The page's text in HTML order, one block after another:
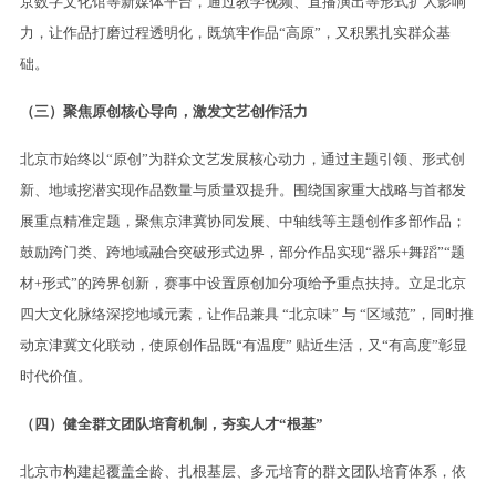
力，让作品打磨过程透明化，既筑牢作品“高原”，又积累扎实群众基
础。
（三）聚焦原创核心导向，激发文艺创作活力
北京市始终以“原创”为群众文艺发展核心动力，通过主题引领、形式创
新、地域挖潜实现作品数量与质量双提升。围绕国家重大战略与首都发
展重点精准定题，聚焦京津冀协同发展、中轴线等主题创作多部作品；
鼓励跨门类、跨地域融合突破形式边界，部分作品实现“器乐+舞蹈”“题
材+形式”的跨界创新，赛事中设置原创加分项给予重点扶持。立足北京
四大文化脉络深挖地域元素，让作品兼具 “北京味” 与 “区域范”，同时推
动京津冀文化联动，使原创作品既“有温度” 贴近生活，又“有高度”彰显
时代价值。
（四）健全群文团队培育机制，夯实人才“根基”
北京市构建起覆盖全龄、扎根基层、多元培育的群文团队培育体系，依